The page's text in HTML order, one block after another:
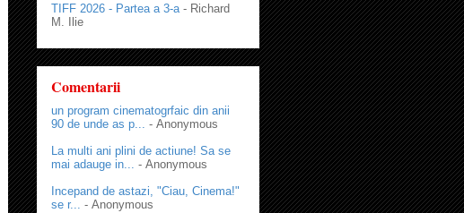
TIFF 2026 - Partea a 3-a - Richard
M. Ilie
Comentarii
un program cinematogrfaic din anii
90 de unde as p... - Anonymous
La multi ani plini de actiune! Sa se
mai adauge in... - Anonymous
Incepand de astazi, "Ciau, Cinema!"
se r... - Anonymous